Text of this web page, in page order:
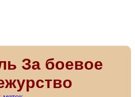
За боевое